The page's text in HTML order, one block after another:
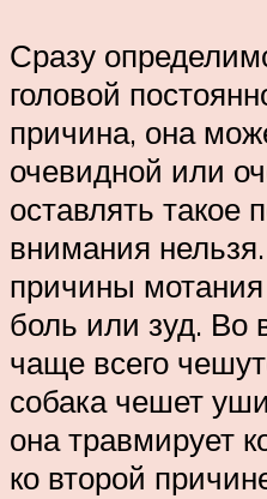
Сразу
головой
причина, она
очевидной или
оставлять такое
внимания
причины мотания
боль или зуд. Во
чаще всего
собака чешет
она травмирует
ко второй